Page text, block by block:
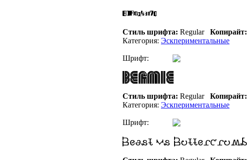
Стиль шрифта: Regular Копирайт:
Категория: Эскпериментальные
Шрифт:
Стиль шрифта: Regular Копирайт:
Категория: Эскпериментальные
Шрифт: